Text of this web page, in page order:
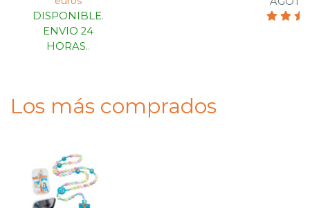
DISPONIBLE.
ENVIO 24
HORAS..
Los más comprados